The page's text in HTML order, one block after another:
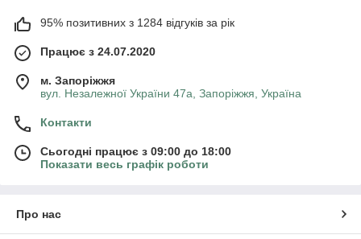
95% позитивних з 1284 відгуків за рік
Працює з 24.07.2020
м. Запоріжжя
вул. Незалежної України 47а, Запоріжжя, Україна
Контакти
Сьогодні працює з 09:00 до 18:00
Показати весь графік роботи
Про нас